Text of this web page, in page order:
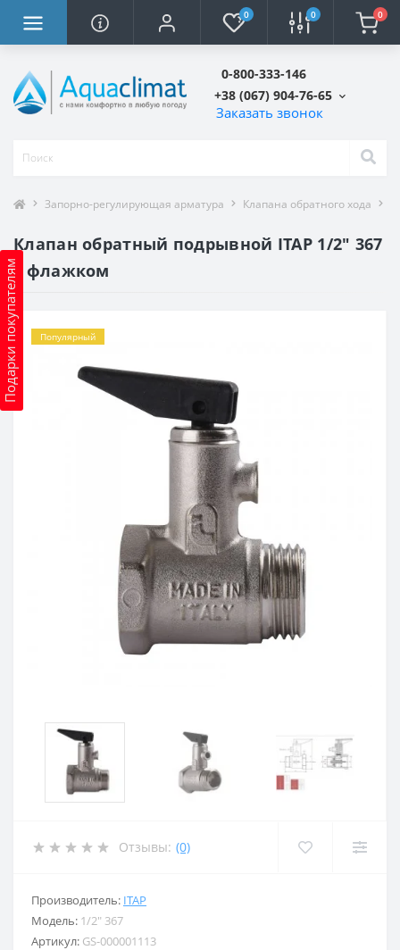
0 0 0
0-800-333-146
+38 (067) 904-76-65
Заказать звонок
Подарки покупателям
Запорно-регулирующая арматура Клапана обратного хода
Клапан обратный подрывной ITAP 1/2″ 367
с флажком
Популярный
Отзывы: (0)
Производитель: ITAP
Модель: 1/2″ 367
Артикул: GS-000001113